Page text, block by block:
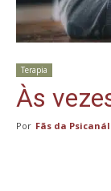
Terapia
Às
Por Fãs da